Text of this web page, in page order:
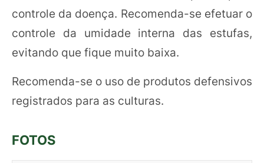
controle da doença. Recomenda-se efetuar o
controle da umidade interna das estufas,
evitando que fique muito baixa.
Recomenda-se o uso de produtos defensivos
registrados para as culturas.
FOTOS